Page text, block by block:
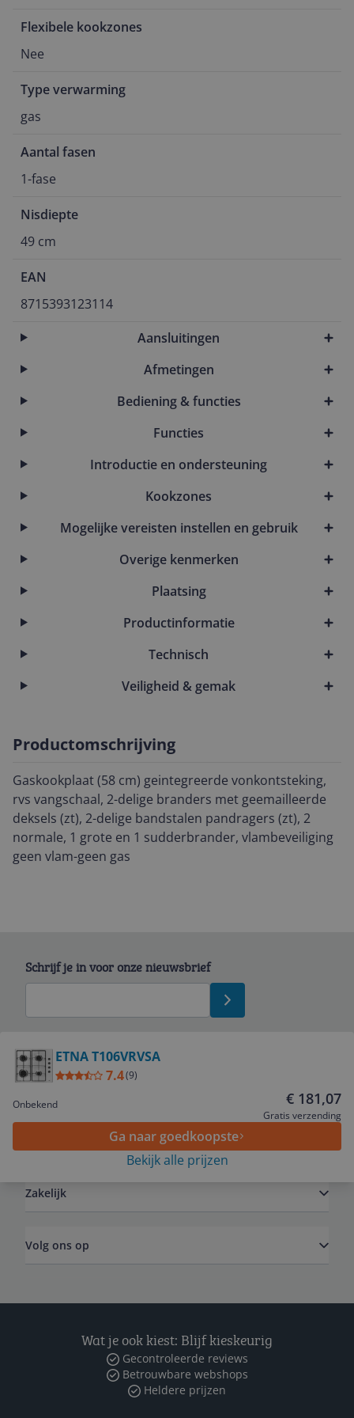
Flexibele kookzones
Nee
Type verwarming
gas
Aantal fasen
1-fase
Nisdiepte
49 cm
EAN
8715393123114
Aansluitingen
Afmetingen
Bediening & functies
Functies
Introductie en ondersteuning
Kookzones
Mogelijke vereisten instellen en gebruik
Overige kenmerken
Plaatsing
Productinformatie
Technisch
Veiligheid & gemak
Productomschrijving
Gaskookplaat (58 cm) geintegreerde vonkontsteking,
rvs vangschaal, 2-delige branders met geemailleerde
deksels (zt), 2-delige bandstalen pandragers (zt), 2
normale, 1 grote en 1 sudderbrander, vlambeveiliging
geen vlam-geen gas
ETNA T106VRVSA
7.4(9)
Onbekend € 181,07
Gratis verzending
Ga naar goedkoopste
Bekijk alle prijzen
Schrijf je in voor onze nieuwsbrief
Zakelijk
Volg ons op
Wat je ook kiest: Blijf kieskeurig
Gecontroleerde reviews
Betrouwbare webshops
Heldere prijzen